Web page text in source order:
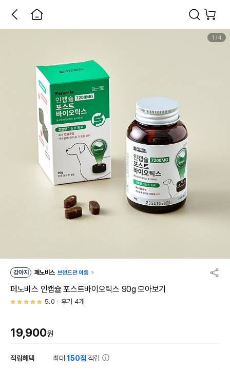
1 /4
강아지 페노비스 브랜드관 이동
페노비스 인캡슐 포스트바이오틱스 90g 모아보기
5.0 후기 4개
19,900원
적립혜택 최대150점 적립